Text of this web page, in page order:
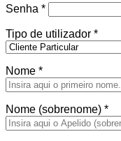
Senha *Obrigatório
Tipo de utilizador *
Nome *
Nome (sobrenome) *